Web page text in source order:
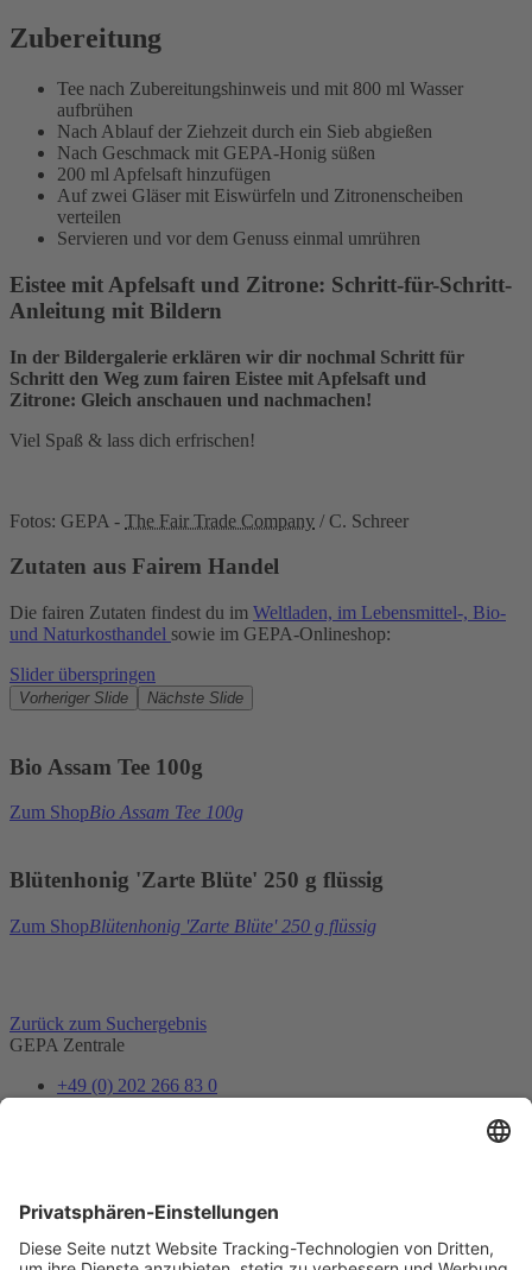
Zubereitung
Tee nach Zubereitungshinweis und mit 800 ml Wasser
aufbrühen
Nach Ablauf der Ziehzeit durch ein Sieb abgießen
Nach Geschmack mit GEPA-Honig süßen
200 ml Apfelsaft hinzufügen
Auf zwei Gläser mit Eiswürfeln und Zitronenscheiben
verteilen
Servieren und vor dem Genuss einmal umrühren
Eistee mit Apfelsaft und Zitrone: Schritt-für-Schritt-
Anleitung mit Bildern
In der Bildergalerie erklären wir dir nochmal Schritt für
Schritt den Weg zum fairen Eistee mit Apfelsaft und
Zitrone: Gleich anschauen und nachmachen!
Viel Spaß & lass dich erfrischen!
Fotos: GEPA - The Fair Trade Company / C. Schreer
Zutaten aus Fairem Handel
Die fairen Zutaten findest du im Weltladen, im Lebensmittel-, Bio-
und Naturkosthandel sowie im GEPA-Onlineshop:
Slider überspringen
Vorheriger Slide Nächste Slide
Bio Assam Tee 100g
Zum ShopBio Assam Tee 100g
Blütenhonig 'Zarte Blüte' 250 g flüssig
Zum ShopBlütenhonig 'Zarte Blüte' 250 g flüssig
Zurück zum Suchergebnis
GEPA Zentrale
+49 (0) 202 266 83 0
Jetzt abonnieren